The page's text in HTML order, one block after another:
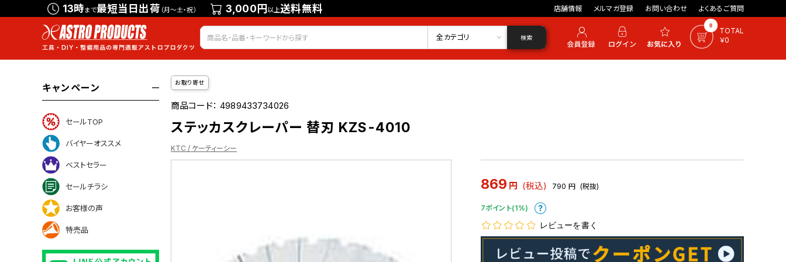
13時まで最短当日出荷 （月～土・祝） 3,000円以上送料無料 店舗情報 メルマガ登録 お問い合わせ よくあるご質問
会員登録 ログイン お気に入り 0
TOTAL
￥0
全カテゴリ 検索
キャンペーン
セールTOP
バイヤーオススメ
ベストセラー
セールチラシ
お客様の声
特売品
お取り寄せ
商品コード：4989433734026
ステッカスクレーパー 替刃 KZS-4010
KTC / ケーティーシー
869 円 (税込) 790 円 (税抜)
7ポイント(1%)
レビューを書く